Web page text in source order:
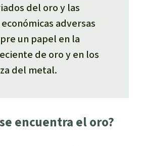
del oro y las
adversas
un papel en la
de oro y en los
del metal.
encuentra el oro?